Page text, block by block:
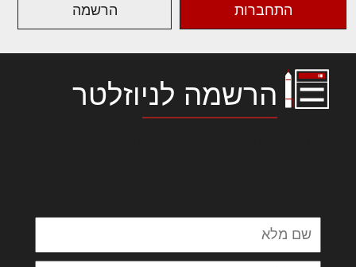
התחברות הרשמה
הרשמה לניוזלטר